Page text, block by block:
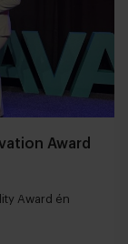
Award
Award én